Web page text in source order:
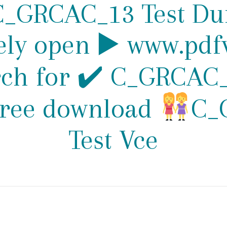
Test
open ▶
for ✔
download
Test Vce